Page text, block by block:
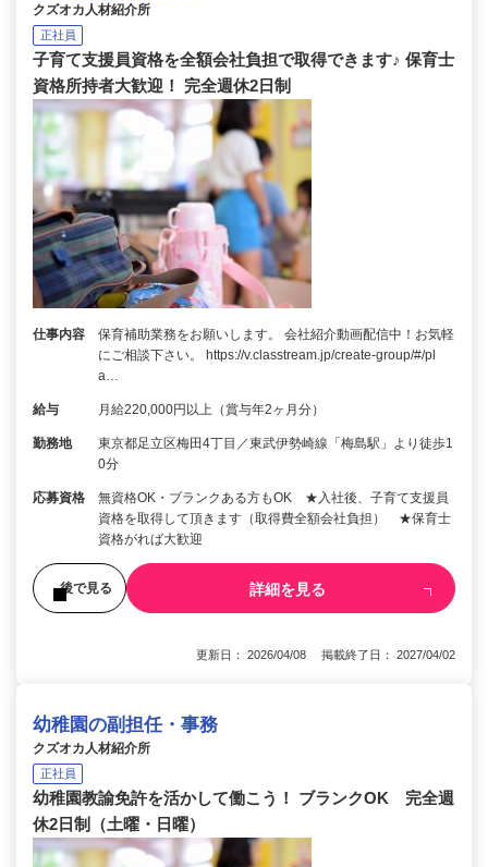
クズオカ人材紹介所
正社員
子育て支援員資格を全額会社負担で取得できます♪ 保育士
資格所持者大歓迎！ 完全週休2日制
仕事内容
保育補助業務をお願いします。 会社紹介動画配信中！お気軽
にご相談下さい。 https://v.classtream.jp/create-group/#/pl
a…
給与 月給220,000円以上（賞与年2ヶ月分）
勤務地
東京都足立区梅田4丁目／東武伊勢崎線「梅島駅」より徒歩1
0分
応募資格
無資格OK・ブランクある方もOK ★入社後、子育て支援員
資格を取得して頂きます（取得費全額会社負担） ★保育士
資格がれば大歓迎
後で見る 詳細を見る
更新日： 2026/04/08 掲載終了日： 2027/04/02
幼稚園の副担任・事務
クズオカ人材紹介所
正社員
幼稚園教諭免許を活かして働こう！ ブランクOK 完全週
休2日制（土曜・日曜）